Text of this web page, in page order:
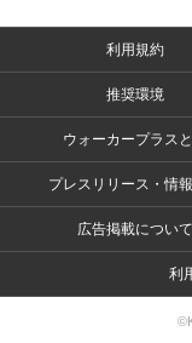
利用規約
推奨環境
ウォーカープラス
プレスリリース・情
広告掲載について
利